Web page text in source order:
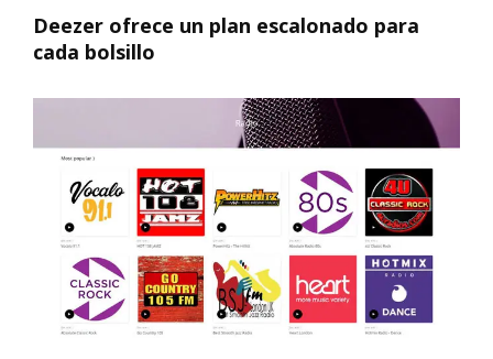
Deezer ofrece un plan escalonado para
cada bolsillo